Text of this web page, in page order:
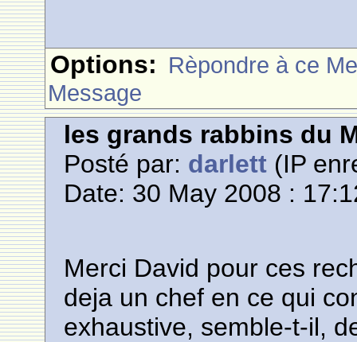
Options: Rèpondre à ce
Message
les grands rabbins du
Posté par: darlett (IP
Date: 30 May 2008 :
Merci David pour ces
deja un chef en ce qui
exhaustive, semble-t-il,